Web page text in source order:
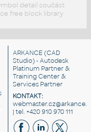
detail součást
free block library
ARKANCE (CAD
Studio) - Autodesk
Platinum Partner &
Training Center &
Services Partner
KONTAKT:
| tel. +420 910 970 111